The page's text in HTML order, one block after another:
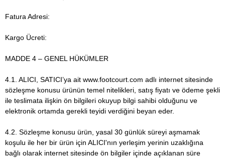
Fatura Adresi:
Kargo Ücreti:
MADDE 4 – GENEL HÜKÜMLER
4.1. ALICI, SATICI’ya ait www.footcourt.com adlı internet sitesinde
sözleşme konusu ürünün temel nitelikleri, satış fiyatı ve ödeme şekli
ile teslimata ilişkin ön bilgileri okuyup bilgi sahibi olduğunu ve
elektronik ortamda gerekli teyidi verdiğini beyan eder.
4.2. Sözleşme konusu ürün, yasal 30 günlük süreyi aşmamak
koşulu ile her bir ürün için ALICI'nın yerleşim yerinin uzaklığına
bağlı olarak internet sitesinde ön bilgiler içinde açıklanan süre